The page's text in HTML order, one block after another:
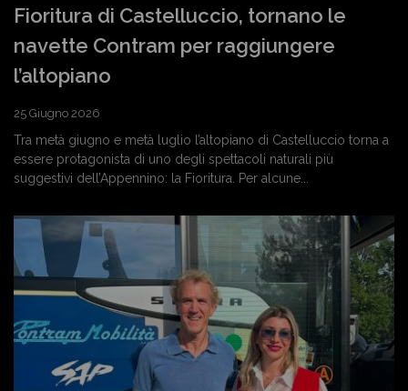
Fioritura di Castelluccio, tornano le
navette Contram per raggiungere
l’altopiano
25 Giugno 2026
Tra metà giugno e metà luglio l’altopiano di Castelluccio torna a
essere protagonista di uno degli spettacoli naturali più
suggestivi dell’Appennino: la Fioritura. Per alcune...